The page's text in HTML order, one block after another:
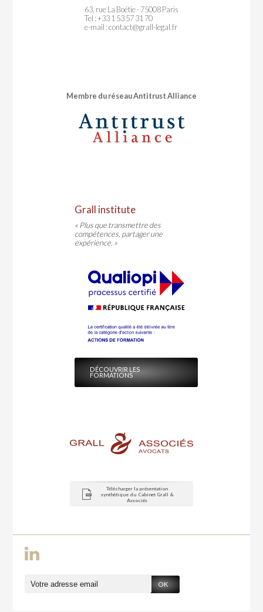
63, rue La Boétie - 75008 Paris
Tel : +33 1 53 57 31 70
e-mail :contact@grall-legal.fr
Membre du réseau Antitrust Alliance
Grall institute
« Plus que transmettre des
compétences, partager une
expérience. »
DÉCOUVRIR LES
FORMATIONS
Télécharger la présentation
synthétique du Cabinet Grall &
Associés
OK